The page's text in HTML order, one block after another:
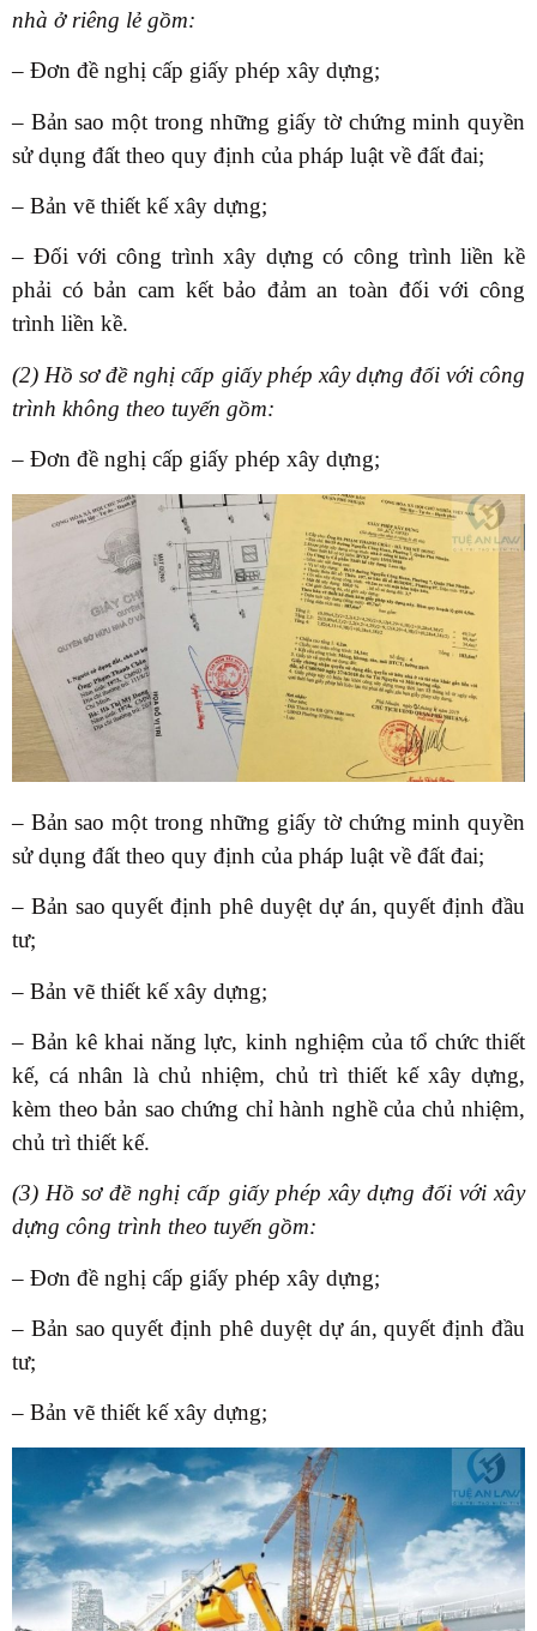
nhà ở riêng lẻ gồm:
– Đơn đề nghị cấp giấy phép xây dựng;
– Bản sao một trong những giấy tờ chứng minh quyền
sử dụng đất theo quy định của pháp luật về đất đai;
– Bản vẽ thiết kế xây dựng;
– Đối với công trình xây dựng có công trình liền kề
phải có bản cam kết bảo đảm an toàn đối với công
trình liền kề.
(2) Hồ sơ đề nghị cấp giấy phép xây dựng đối với công
trình không theo tuyến gồm:
– Đơn đề nghị cấp giấy phép xây dựng;
– Bản sao một trong những giấy tờ chứng minh quyền
sử dụng đất theo quy định của pháp luật về đất đai;
– Bản sao quyết định phê duyệt dự án, quyết định đầu
tư;
– Bản vẽ thiết kế xây dựng;
– Bản kê khai năng lực, kinh nghiệm của tổ chức thiết
kế, cá nhân là chủ nhiệm, chủ trì thiết kế xây dựng,
kèm theo bản sao chứng chỉ hành nghề của chủ nhiệm,
chủ trì thiết kế.
(3) Hồ sơ đề nghị cấp giấy phép xây dựng đối với xây
dựng công trình theo tuyến gồm:
– Đơn đề nghị cấp giấy phép xây dựng;
– Bản sao quyết định phê duyệt dự án, quyết định đầu
tư;
– Bản vẽ thiết kế xây dựng;